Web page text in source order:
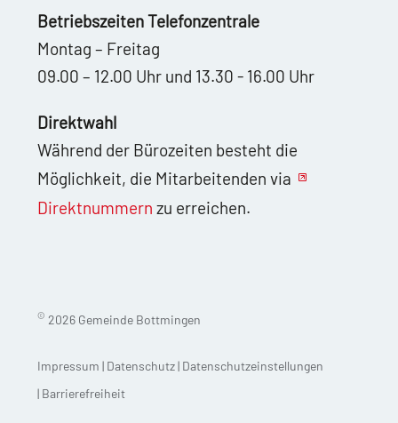
Betriebszeiten Telefonzentrale
Montag – Freitag
09.00 – 12.00 Uhr und 13.30 - 16.00 Uhr
Direktwahl
Während der Bürozeiten besteht die
Möglichkeit, die Mitarbeitenden via
Direktnummern zu erreichen.
© 2026 Gemeinde Bottmingen
Impressum | Datenschutz| Datenschutzeinstellungen
| Barrierefreiheit